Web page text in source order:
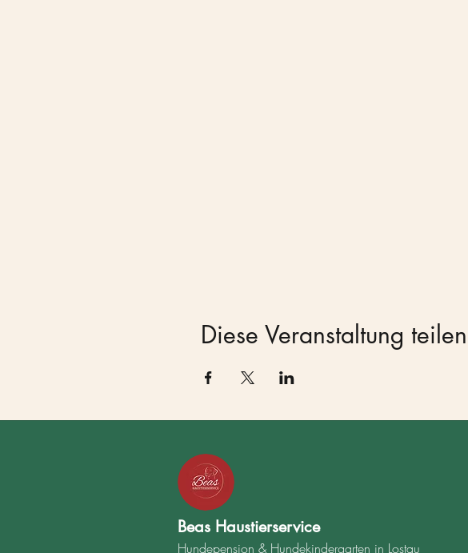
Diese Veranstaltung teilen
Beas Haustierservice
Hundepension & Hundekindergarten in Lostau